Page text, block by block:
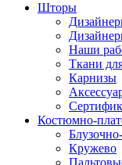
Шторы
Наши
Ткани
Карнизы
Костюмно-
Кружево